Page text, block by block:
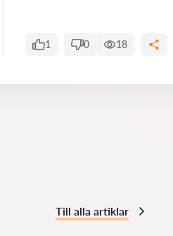
1 0 18
Till alla artiklar